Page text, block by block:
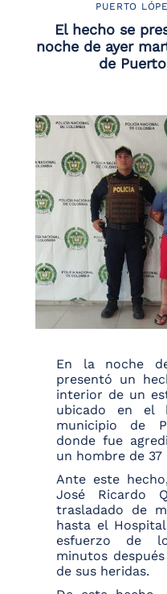
PUERTO
El hecho se
noche de ayer
de
En la noche
presentó un
interior de un
ubicado en el
municipio de
donde fue
un hombre de 37
Ante este
José Ricardo
trasladado de
hasta el
esfuerzo de
minutos
de sus heridas.